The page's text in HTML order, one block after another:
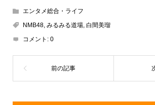
e
a
d
s
e
n
o
エンタメ総合・ライフ
NMB48, みるみる道場, 白間美瑠
コメント: 0